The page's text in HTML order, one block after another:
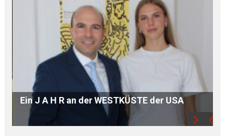
COLORI e SCULTURA – Erlesene K u n s t
trifft auf besonderes AMBIENTE